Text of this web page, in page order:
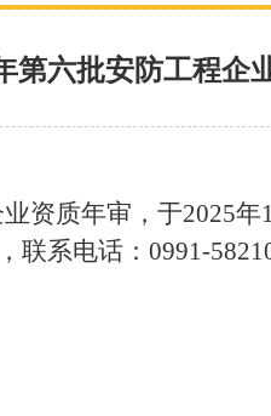
第六批安防工程企
资质年审，于2025年
联系电话： 0991-